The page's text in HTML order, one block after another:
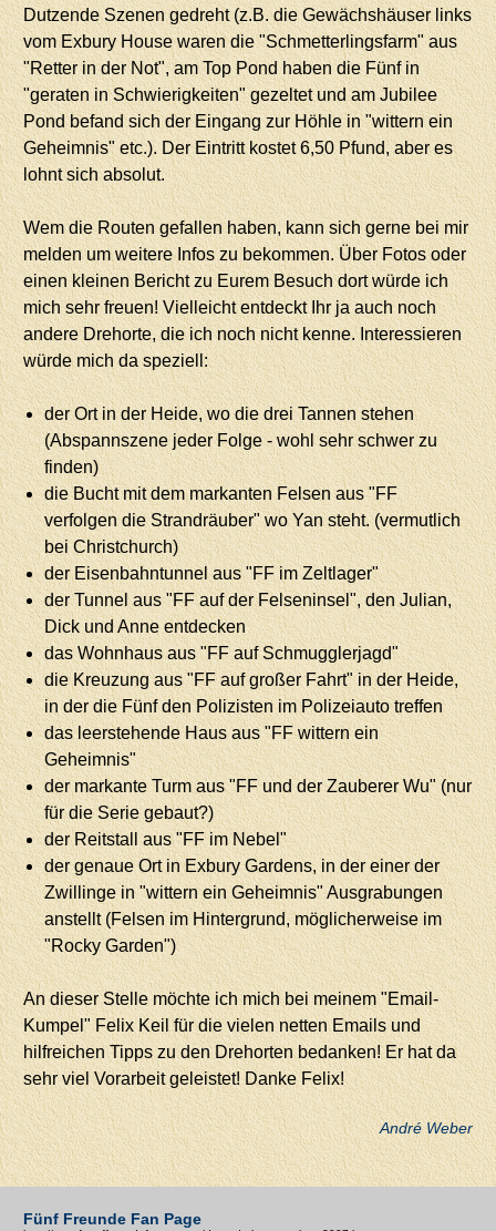
Dutzende Szenen gedreht (z.B. die Gewächshäuser links
vom Exbury House waren die "Schmetterlingsfarm" aus
"Retter in der Not", am Top Pond haben die Fünf in
"geraten in Schwierigkeiten" gezeltet und am Jubilee
Pond befand sich der Eingang zur Höhle in "wittern ein
Geheimnis" etc.). Der Eintritt kostet 6,50 Pfund, aber es
lohnt sich absolut.
Wem die Routen gefallen haben, kann sich gerne bei mir
melden um weitere Infos zu bekommen. Über Fotos oder
einen kleinen Bericht zu Eurem Besuch dort würde ich
mich sehr freuen! Vielleicht entdeckt Ihr ja auch noch
andere Drehorte, die ich noch nicht kenne. Interessieren
würde mich da speziell:
der Ort in der Heide, wo die drei Tannen stehen
(Abspannszene jeder Folge - wohl sehr schwer zu
finden)
die Bucht mit dem markanten Felsen aus "FF
verfolgen die Strandräuber" wo Yan steht. (vermutlich
bei Christchurch)
der Eisenbahntunnel aus "FF im Zeltlager"
der Tunnel aus "FF auf der Felseninsel", den Julian,
Dick und Anne entdecken
das Wohnhaus aus "FF auf Schmugglerjagd"
die Kreuzung aus "FF auf großer Fahrt" in der Heide,
in der die Fünf den Polizisten im Polizeiauto treffen
das leerstehende Haus aus "FF wittern ein
Geheimnis"
der markante Turm aus "FF und der Zauberer Wu" (nur
für die Serie gebaut?)
der Reitstall aus "FF im Nebel"
der genaue Ort in Exbury Gardens, in der einer der
Zwillinge in "wittern ein Geheimnis" Ausgrabungen
anstellt (Felsen im Hintergrund, möglicherweise im
"Rocky Garden")
An dieser Stelle möchte ich mich bei meinem "Email-
Kumpel" Felix Keil für die vielen netten Emails und
hilfreichen Tipps zu den Drehorten bedanken! Er hat da
sehr viel Vorarbeit geleistet! Danke Felix!
André Weber
Fünf Freunde Fan Page